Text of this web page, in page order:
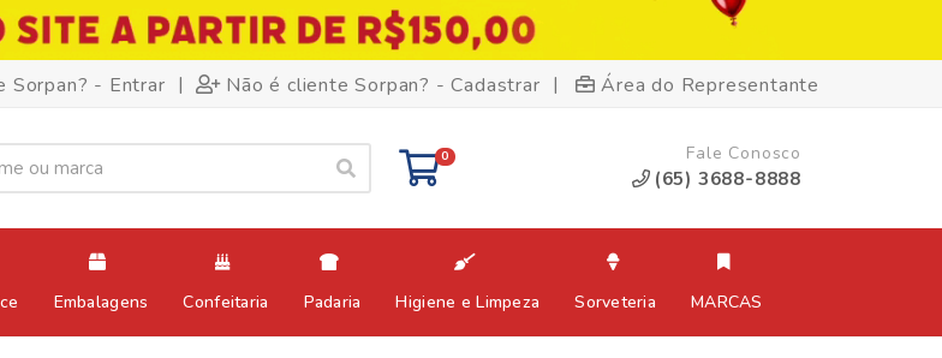
Sorpan? - Entrar | Não é cliente Sorpan? - Cadastrar | Área do Representante
0 Fale Conosco
(65) 3688-8888
Embalagens Confeitaria Padaria Higiene e Limpeza Sorveteria MARCAS